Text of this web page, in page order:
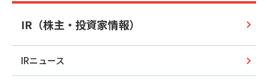
IR（株主・投資家情報）
IRニュース